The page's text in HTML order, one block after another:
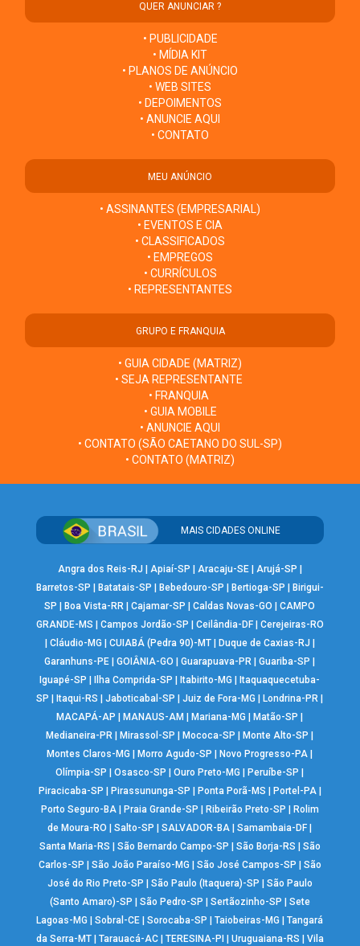
QUER ANUNCIAR ?
• PUBLICIDADE
• MÍDIA KIT
• PLANOS DE ANÚNCIO
• WEB SITES
• DEPOIMENTOS
• ANUNCIE AQUI
• CONTATO
MEU ANÚNCIO
• ASSINANTES (EMPRESARIAL)
• EVENTOS E CIA
• CLASSIFICADOS
• EMPREGOS
• CURRÍCULOS
• REPRESENTANTES
GRUPO E FRANQUIA
• GUIA CIDADE (MATRIZ)
• SEJA REPRESENTANTE
• FRANQUIA
• GUIA MOBILE
• ANUNCIE AQUI
• CONTATO (SÃO CAETANO DO SUL-SP)
• CONTATO (MATRIZ)
MAIS CIDADES ONLINE
Angra dos Reis-RJ Apiaí-SP Aracaju-SE| Arujá-SP
Barretos-SP
Batatais-SP Bebedouro-SP Bertioga-SP
Birigui-
SP
Boa Vista-RR |Cajamar-SP |Caldas Novas-GO |CAMPO
GRANDE-MS
Campos Jordão-SP Ceilândia-DF| Cerejeiras-RO
Cláudio-MG CUIABÁ (Pedra 90)-MT| Duque de Caxias-RJ
Garanhuns-PE |GOIÂNIA-GO |Guarapuava-PR |Guariba-SP
Iguapé-SP
Ilha Comprida-SP Itabirito-MG
Itaquaquecetuba-
SP
Itaqui-RS |Jaboticabal-SP |Juiz de Fora-MG Londrina-PR
MACAPÁ-AP
MANAUS-AM Mariana-MG Matão-SP
Medianeira-PR
Mirassol-SP Mococa-SP Monte Alto-SP
Montes Claros-MG
Morro Agudo-SP Novo Progresso-PA
Olímpia-SP
|Osasco-SP |Ouro Preto-MG Peruíbe-SP
Piracicaba-SP
Pirassununga-SP Ponta Porã-MS Portel-PA|
Porto Seguro-BA| Praia Grande-SP Ribeirão Preto-SP
Rolim
de Moura-RO
|Salto-SP |SALVADOR-BA |Samambaia-DF
Santa Maria-RS
São Bernardo Campo-SP São Borja-RS
São
Carlos-SP
São João Paraíso-MG São José Campos-SP
São
José do Rio Preto-SP
São Paulo (Itaquera)-SP
São Paulo
(Santo Amaro)-SP
São Pedro-SP Sertãozinho-SP
Sete
Lagoas-MG
|Sobral-CE |Sorocaba-SP |Taiobeiras-MG |Tangará
da Serra-MT| Tarauacá-AC| TERESINA-PI Uruguaiana-RS Vila